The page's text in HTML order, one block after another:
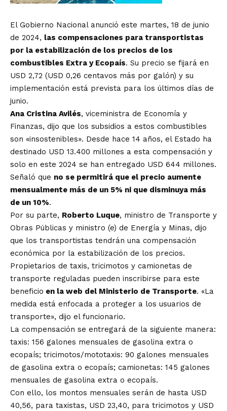
El Gobierno Nacional anunció este martes, 18 de junio
de 2024, las compensaciones para transportistas
por la estabilización de los precios de los
combustibles Extra y Ecopaís. Su precio se fijará en
USD 2,72 (USD 0,26 centavos más por galón) y su
implementación está prevista para los últimos días de
junio.
Ana Cristina Avilés, viceministra de Economía y
Finanzas, dijo que los subsidios a estos combustibles
son «insostenibles». Desde hace 14 años, el Estado ha
destinado USD 13.400 millones a esta compensación y
solo en este 2024 se han entregado USD 644 millones.
Señaló que no se permitirá que el precio aumente
mensualmente más de un 5% ni que disminuya más
de un 10%.
Por su parte, Roberto Luque, ministro de Transporte y
Obras Públicas y ministro (e) de Energía y Minas, dijo
que los transportistas tendrán una compensación
económica por la estabilización de los precios.
Propietarios de taxis, tricimotos y camionetas de
transporte reguladas pueden inscribirse para este
beneficio en la web del Ministerio de Transporte. «La
medida está enfocada a proteger a los usuarios de
transporte», dijo el funcionario.
La compensación se entregará de la siguiente manera:
taxis: 156 galones mensuales de gasolina extra o
ecopaís; tricimotos/mototaxis: 90 galones mensuales
de gasolina extra o ecopaís; camionetas: 145 galones
mensuales de gasolina extra o ecopaís.
Con ello, los montos mensuales serán de hasta USD
40,56, para taxistas, USD 23,40, para tricimotos y USD